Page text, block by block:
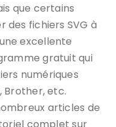
que certains
fichiers SVG à
excellente
gratuit qui
numériques
Brother, etc.
articles de